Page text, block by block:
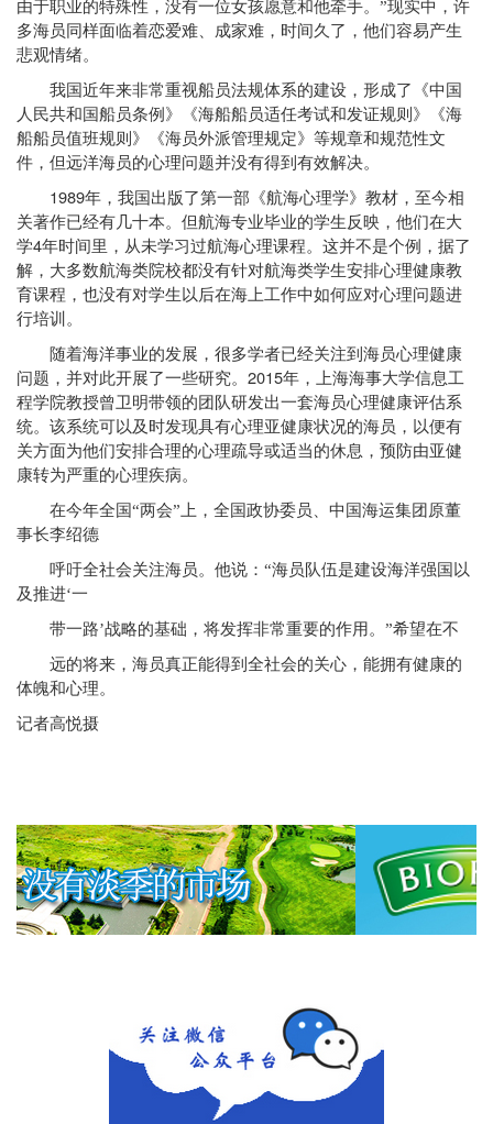
由于职业的特殊性，没有一位女孩愿意和他牵手。”现实中，许
多海员同样面临着恋爱难、成家难，时间久了，他们容易产生
悲观情绪。
我国近年来非常重视船员法规体系的建设，形成了《中国
人民共和国船员条例》《海船船员适任考试和发证规则》《海
船船员值班规则》《海员外派管理规定》等规章和规范性文
件，但远洋海员的心理问题并没有得到有效解决。
1989年，我国出版了第一部《航海心理学》教材，至今相
关著作已经有几十本。但航海专业毕业的学生反映，他们在大
学4年时间里，从未学习过航海心理课程。这并不是个例，据了
解，大多数航海类院校都没有针对航海类学生安排心理健康教
育课程，也没有对学生以后在海上工作中如何应对心理问题进
行培训。
随着海洋事业的发展，很多学者已经关注到海员心理健康
问题，并对此开展了一些研究。 2015年，上海海事大学信息工
程学院教授曾卫明带领的团队研发出一套海员心理健康评估系
统。该系统可以及时发现具有心理亚健康状况的海员，以便有
关方面为他们安排合理的心理疏导或适当的休息，预防由亚健
康转为严重的心理疾病。
在今年全国“两会”上，全国政协委员、中国海运集团原董
事长李绍德
呼吁全社会关注海员。他说：“海员队伍是建设海洋强国以
及推进‘一
带一路’战略的基础，将发挥非常重要的作用。”希望在不
远的将来，海员真正能得到全社会的关心，能拥有健康的
体魄和心理。
记者高悦摄